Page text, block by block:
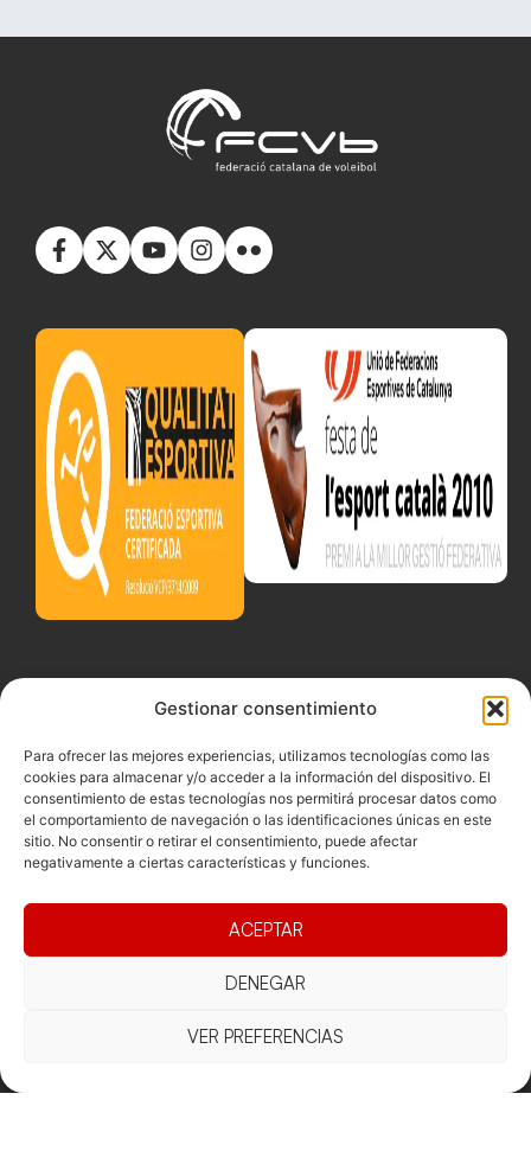
Gestionar consentimiento
Para ofrecer las mejores experiencias, utilizamos tecnologías como las
cookies para almacenar y/o acceder a la información del dispositivo. El
consentimiento de estas tecnologías nos permitirá procesar datos como
el comportamiento de navegación o las identificaciones únicas en este
sitio. No consentir o retirar el consentimiento, puede afectar
negativamente a ciertas características y funciones.
ACEPTAR
DENEGAR
VER PREFERENCIAS
Competicions
Pista
Documentacio